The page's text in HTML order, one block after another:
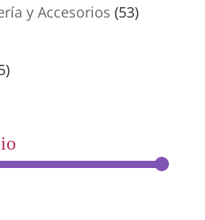
y Accesorios (53)